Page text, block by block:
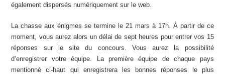
également dispersés numériquement sur le web.
La chasse aux énigmes se termine le 21 mars à 17h. À partir de ce
moment, vous aurez alors un délai de sept heures pour entrer vos 15
réponses sur le site du concours. Vous aurez la possibilité
d’enregistrer votre équipe. La première équipe de chaque pays
mentionné ci-haut qui enregistrera les bonnes réponses le plus